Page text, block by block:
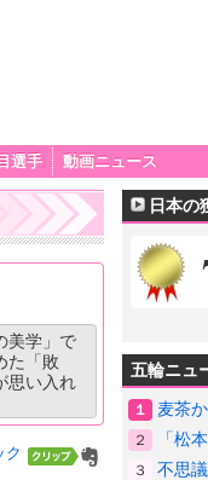
選手 動画ニュース
美学」で
た「敗
思い入れ
ク
日本の
五輪ニュ
１ 麦茶
２ 「松
３
不思